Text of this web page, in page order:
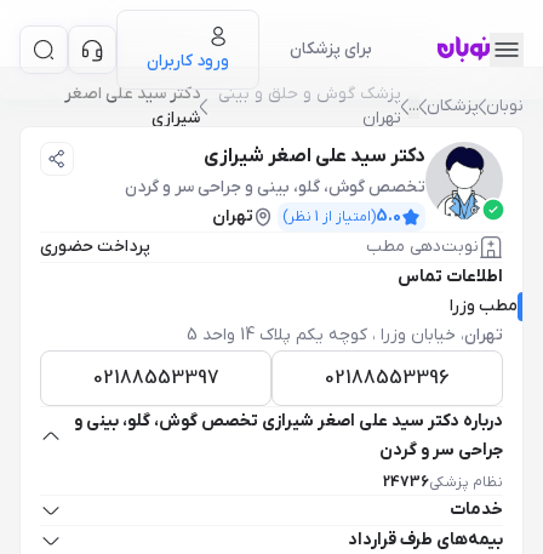
برای پزشکان
ورود کاربران
نوبان پزشکان ...
پزشک گوش و حلق و بيني
تهران
دکتر سید علی اصغر
شیرازی
دکتر سید علی اصغر شیرازی
تخصص گوش، گلو، بینی و جراحی سر و گردن
5.0(امتیاز از 1 نظر)
تهران
نوبت‌دهی مطب
پرداخت حضوری
اطلاعات تماس
مطب وزرا
تهران، خیابان وزرا ، کوچه یکم پلاک 14 واحد 5
02188553396
02188553397
درباره دکتر سید علی اصغر شیرازی تخصص گوش، گلو، بینی و
جراحی سر و گردن
نظام پزشکی24736
خدمات
بیمه‌های طرف قرارداد